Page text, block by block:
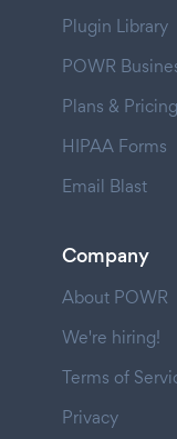
Plugin Library
POWR
Plans & Pricing
HIPAA Forms
Email Blast
Company
About POWR
We're hiring!
Terms of
Privacy